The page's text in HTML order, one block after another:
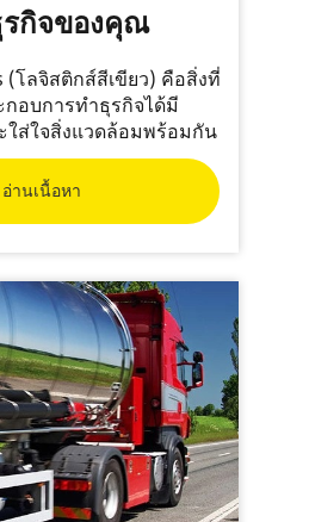
กิจของคุณ
(โลจิสติกส์สีเขียว) คือสิ่งที่
กอบการทำธุรกิจได้มี
ส่ใจสิ่งแวดล้อมพร้อมกัน
อ่านเนื้อหา